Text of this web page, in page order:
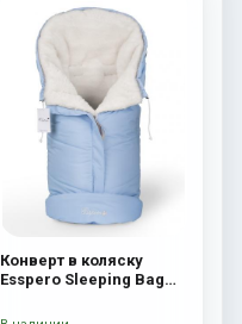
Конверт в коляску
Esspero Sleeping Bag
100% шерсть) Blue